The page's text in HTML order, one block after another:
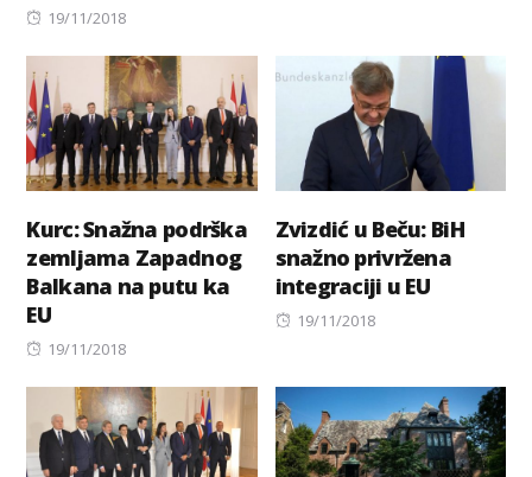
Posted
19/11/2018
Kurc: Snažna podrška
zemljama Zapadnog
Balkana na putu ka
EU
Posted
19/11/2018
Zvizdić u Beču: BiH
snažno privržena
integraciji u EU
Posted
19/11/2018